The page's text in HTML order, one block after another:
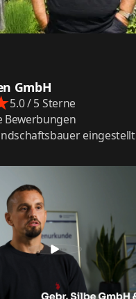
GmbH
5.0 / 5 Sterne
Bewerbungen
eingestellt